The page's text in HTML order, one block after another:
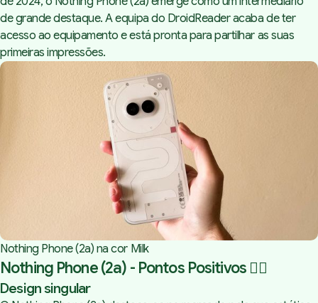
Design singular
Software clean e atualizações
Ecrã AMOLED grande, vibrante
e imersivo
Ergonomia no acesso aos
botões
Câmaras versáteis
de grande destaque. A equipa do DroidReader acaba de ter
acesso ao equipamento e está pronta para partilhar as suas
primeiras impressões.
Nothing Phone (2a) na cor Milk
Nothing Phone (2a) - Pontos Positivos 👍🏻
Design singular